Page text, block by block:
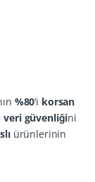
%80‘i korsan
veri güvenliğini
ürünlerinin